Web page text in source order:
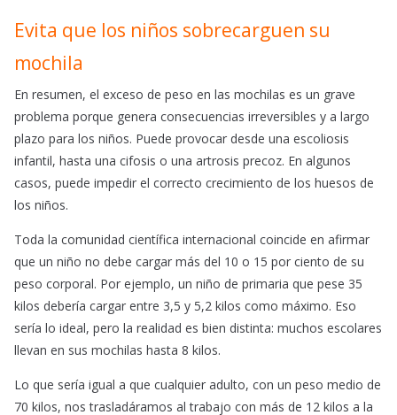
Evita que los niños sobrecarguen su
mochila
En resumen, el exceso de peso en las mochilas es un grave
problema porque genera consecuencias irreversibles y a largo
plazo para los niños. Puede provocar desde una escoliosis
infantil, hasta una cifosis o una artrosis precoz. En algunos
casos, puede impedir el correcto crecimiento de los huesos de
los niños.
Toda la comunidad científica internacional coincide en afirmar
que un niño no debe cargar más del 10 o 15 por ciento de su
peso corporal. Por ejemplo, un niño de primaria que pese 35
kilos debería cargar entre 3,5 y 5,2 kilos como máximo. Eso
sería lo ideal, pero la realidad es bien distinta: muchos escolares
llevan en sus mochilas hasta 8 kilos.
Lo que sería igual a que cualquier adulto, con un peso medio de
70 kilos, nos trasladáramos al trabajo con más de 12 kilos a la